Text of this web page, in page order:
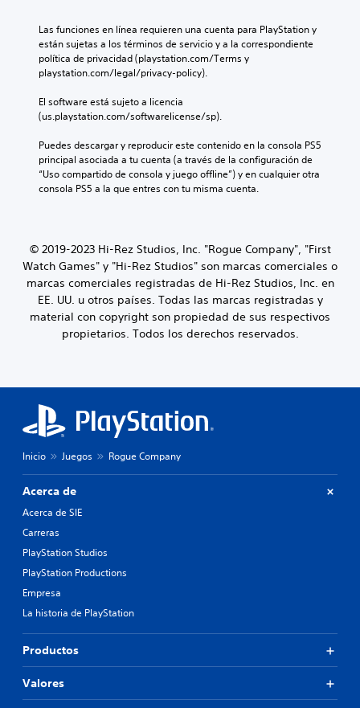
Las funciones en línea requieren una cuenta para PlayStation y
están sujetas a los términos de servicio y a la correspondiente
política de privacidad (playstation.com/Terms y
playstation.com/legal/privacy-policy).
El software está sujeto a licencia
(us.playstation.com/softwarelicense/sp).
Puedes descargar y reproducir este contenido en la consola PS5
principal asociada a tu cuenta (a través de la configuración de
“Uso compartido de consola y juego offline”) y en cualquier otra
consola PS5 a la que entres con tu misma cuenta.
© 2019-2023 Hi-Rez Studios, Inc. "Rogue Company", "First
Watch Games" y "Hi-Rez Studios" son marcas comerciales o
marcas comerciales registradas de Hi-Rez Studios, Inc. en
EE. UU. u otros países. Todas las marcas registradas y
material con copyright son propiedad de sus respectivos
propietarios. Todos los derechos reservados.
Inicio Juegos Rogue Company
Acerca de
Acerca de SIE
Carreras
PlayStation Studios
PlayStation Productions
Empresa
La historia de PlayStation
Productos
Valores